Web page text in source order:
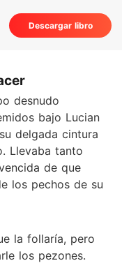
Descargar libro
desnudo
bajo Lucian
delgada cintura
Llevaba tanto
de que
los pechos de su
la follaría, pero
los pezones.